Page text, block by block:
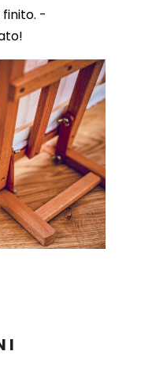
-
I